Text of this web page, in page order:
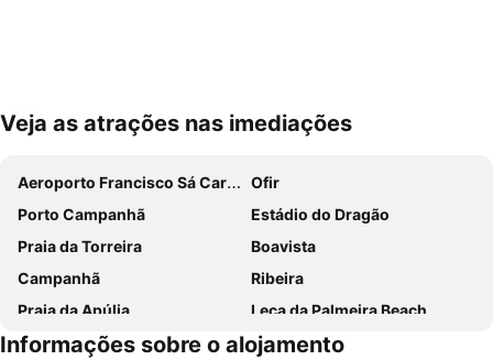
Ampliar mapa
Veja as atrações nas imediações
Aeroporto Francisco Sá Carneiro
Ofir
Porto Campanhã
Estádio do Dragão
Praia da Torreira
Boavista
Campanhã
Ribeira
Praia da Apúlia
Leça da Palmeira Beach
Parque aquático de Amarante
Pavilhão Multiusos Gondomar
Informações sobre o alojamento